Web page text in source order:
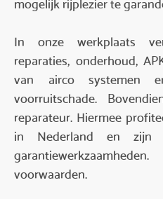
In onze werkplaats
reparaties, onderhoud,
van airco systemen
voorruitschade.
reparateur. Hiermee
in Nederland en
voorwaarden.